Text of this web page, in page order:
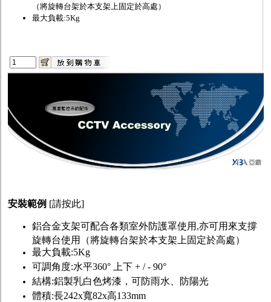
客訂商品
（將旋轉台架於本支架上固定於高處）
最大負載:5Kg
安裝範例 [請按此]
鋁合金支架可配合各類室外防護罩使用,亦可用來支撐
旋轉台使用（將旋轉台架於本支架上固定於高處）
最大負載:5Kg
可調角度:水平360° 上下 + / - 90°
結構:鋁製乳白色烤漆，可防雨水、防陽光
體積:長242x寬82x高133mm